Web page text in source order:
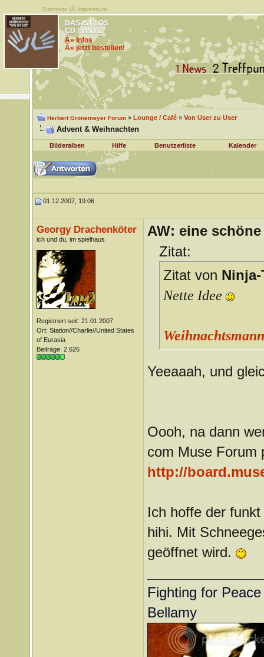
Startseite |Â Impressum
DAS IST LOS
CD / VINYL
Â» Infos
Â» jetzt bestellen!
Herbert Grönemeyer Forum» Lounge / Café» Von User zu User
Advent & Weihnachten
Bilderalben Hilfe Benutzerliste Kalender
01.12.2007, 19:06
Georgy Drachenköter
ich und du, im spielhaus
Registriert seit: 21.01.2007
Ort: Station//Charlie//United States
of Eurasia
Beiträge: 2.626
AW: eine
Zitat:
Zitat von Ninja-
Nette Idee
Yeeaaah, und
Oooh, na dann
com Muse Forum
http://
Ich hoffe der
hihi. Mit
geöffnet wird.
Fighting for
Bellamy